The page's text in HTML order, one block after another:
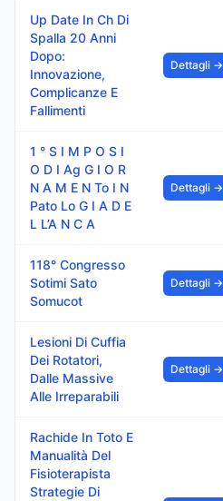
Up Date In Ch Di
Spalla 20 Anni
Dopo:
Innovazione,
Complicanze E
Fallimenti
Dettagli →
1 ° S I M P O S I
O D I Ag G I O R
N A M E N To I N
Pato Lo G I A D E
L L’A N C A
Dettagli →
118° Congresso
Sotimi Sato
Somucot
Dettagli →
Lesioni Di Cuffia
Dei Rotatori,
Dalle Massive
Alle Irreparabili
Dettagli →
Rachide In Toto E
Manualità Del
Fisioterapista
Strategie Di